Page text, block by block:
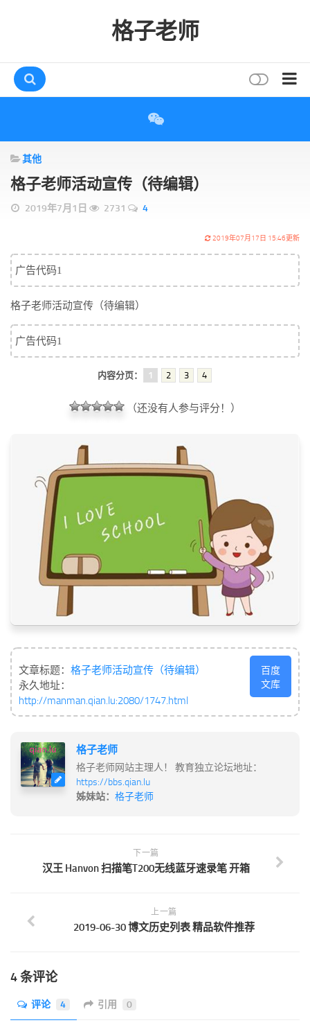
格子老师
互动
评论
打赏
读者
存档
标签
论坛
精品域名
友情链接
其他
格子老师活动宣传（待编辑）
2019年7月1日 2731 4
2019年07月17日 15:46更新
广告代码1
格子老师活动宣传（待编辑）
广告代码1
内容分页： 1 2 3 4
（还没有人参与评分！）
文章标题： 格子老师活动宣传（待编辑）
永久地址：
http://manman.qian.lu:2080/1747.html
百度
文库
格子老师
格子老师网站主理人！ 教育独立论坛地址：
https://bbs.qian.lu
姊妹站： 格子老师
下一篇
汉王 Hanvon 扫描笔T200无线蓝牙速录笔 开箱
上一篇
2019-06-30 博文历史列表 精品软件推荐
4 条评论
评论 4 引用 0